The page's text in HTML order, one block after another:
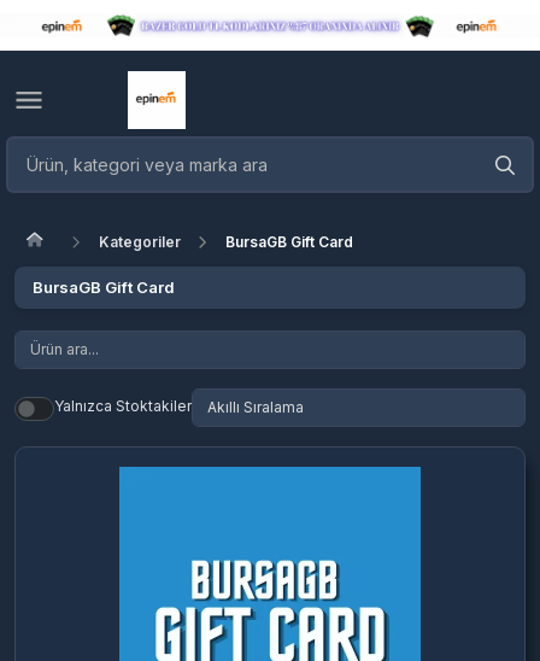
Kategoriler BursaGB Gift Card
BursaGB Gift Card
Yalnızca Stoktakiler